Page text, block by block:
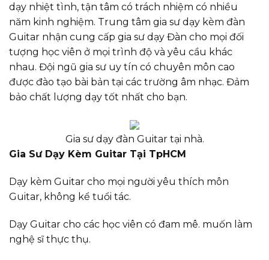
dạy nhiệt tình, tận tâm có trách nhiệm có nhiều
năm kinh nghiệm. Trung tâm gia sư dạy kèm đàn
Guitar nhận cung cấp gia sư dạy Đàn cho mọi đối
tượng học viên ở mọi trình độ và yêu cầu khác
nhau. Đội ngũ gia sư uy tín có chuyên môn cao
được đào tạo bài bản tại các trường âm nhạc. Đảm
bảo chất lượng dạy tốt nhất cho bạn.
Gia sư dạy đàn Guitar tại nhà.
Gia Sư Dạy Kèm Guitar Tại TpHCM
Dạy kèm Guitar cho mọi người yêu thích môn
Guitar, không kể tuổi tác.
Dạy Guitar cho các học viên có đam mê. muốn làm
nghệ sĩ thực thụ.